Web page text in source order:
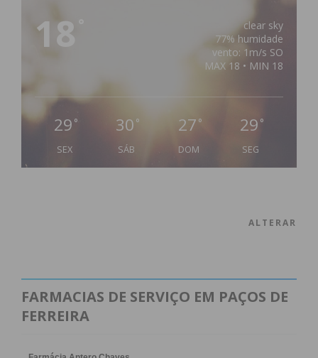
18
clear sky
77% humidade
vento: 1m/s SO
MAX 18 • MIN 18
29 °
SEX
30 °
SÁB
27 °
DOM
29 °
SEG
ALTERAR
FARMACIAS DE SERVIÇO EM PAÇOS DE
FERREIRA